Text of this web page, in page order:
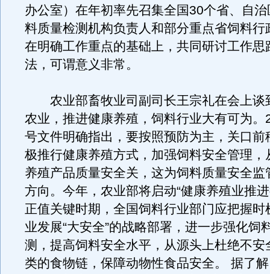
办公室）在年初率先召集全国30个省、自
料质量检测机构负责人和部分重点省饲料行
在明确工作重点的基础上，共同研讨工作思
法，可谓意义非常。
农业部畜牧业司副司长王宗礼在会上谈
农业，推进健康养殖，饲料行业大有可为
号文件明确指出，要按照预防为主，关口前
极推行健康养殖方式，加强饲料安全管理，
养殖产品质量安全关，这为饲料质量安全监
方向。今年，农业部将启动“健康养殖业推
正值关键时期，全国饲料行业部门应把握时
业发展“大安全”的战略部署，进一步强化饲
测，提高饲料安全水平，从源头上杜绝不安
类的食物链，保障动物性食品安全。 据了